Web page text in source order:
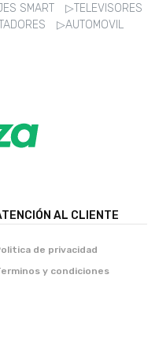
SMART
▷TELEVISORES
▷AUTOMOVIL
AL CLIENTE
de privacidad
y condiciones